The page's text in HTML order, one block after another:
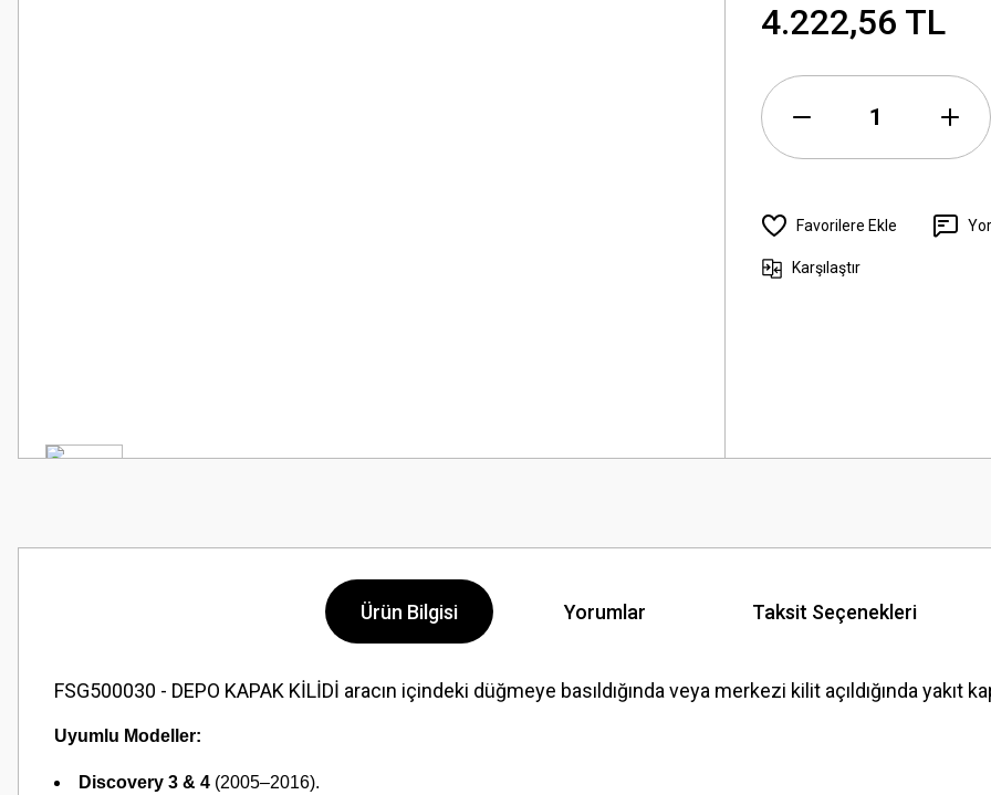
4.222,56 TL
Karşılaştır
Ürün Bilgisi Yorumlar Taksit Seçenekleri
FSG500030 - DEPO KAPAK KİLİDİ aracın içindeki düğmeye basıldığında veya merkezi kilit açıldığında yakıt
Uyumlu Modeller:
Discovery 3 & 4 (2005–2016).